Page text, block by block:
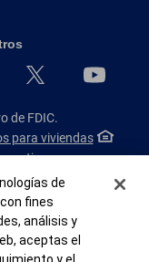
de FDIC.
para viviendas
de
fines
análisis y
aceptas el